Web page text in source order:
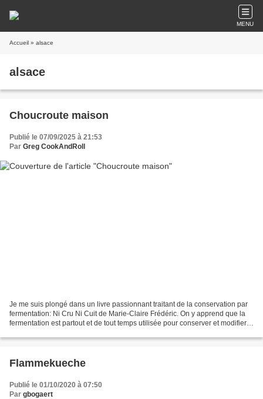
MENU
Accueil » alsace
alsace
Choucroute maison
Publié le 07/09/2025 à 21:53
Par Greg CookAndRoll
Je me suis plongé dans un livre passionnant traitant de la conservation par
fermentation: Ni Cru Ni Cuit de Marie-Claire Frédéric. On y apprend que la
fermentation est partout et de tout temps utilisée pour conserver et modifier
Flammekueche
Publié le 01/10/2020 à 07:50
Par gbogaert